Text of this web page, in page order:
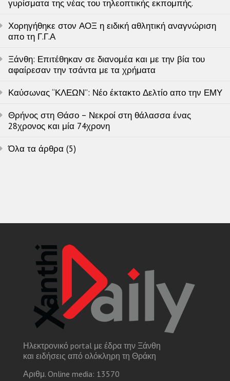
γυρίσματα της νέας του τηλεοπτικής εκπομπής.
Χορηγήθηκε στον ΑΟΞ η ειδική αθλητική αναγνώριση
απο τη Γ.Γ.Α
Ξάνθη: Επιτέθηκαν σε διανομέα και με την βία του
αφαίρεσαν την τσάντα με τα χρήματα
Καύσωνας “ΚΛΕΩΝ”: Νέο έκτακτο Δελτίο απο την ΕΜΥ
Θρήνος στη Θάσο – Νεκροί στη θάλασσα ένας
28χρονος και μία 74χρονη
Όλα τα άρθρα (5)
Ηλεκτρονικό portal με έδρα την Ξάνθη
και ειδήσεις από ολόκληρη τη Θράκη
Αριθμ. Online media: 13570